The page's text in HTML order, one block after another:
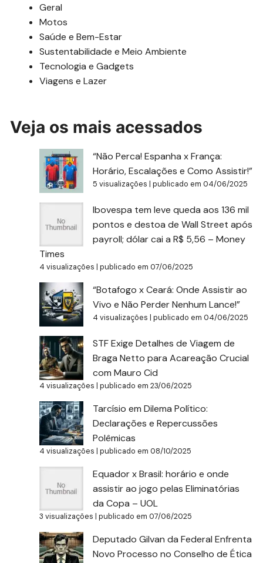
Geral
Motos
Saúde e Bem-Estar
Sustentabilidade e Meio Ambiente
Tecnologia e Gadgets
Viagens e Lazer
Veja os mais acessados
“Não Perca! Espanha x França:
Horário, Escalações e Como Assistir!”
5 visualizações |publicado em 04/06/2025
Ibovespa tem leve queda aos 136 mil
pontos e destoa de Wall Street após
payroll; dólar cai a R$ 5,56 – Money
Times
4 visualizações |publicado em 07/06/2025
“Botafogo x Ceará: Onde Assistir ao
Vivo e Não Perder Nenhum Lance!”
4 visualizações |publicado em 04/06/2025
STF Exige Detalhes de Viagem de
Braga Netto para Acareação Crucial
com Mauro Cid
4 visualizações |publicado em 23/06/2025
Tarcísio em Dilema Político:
Declarações e Repercussões
Polêmicas
4 visualizações |publicado em 08/10/2025
Equador x Brasil: horário e onde
assistir ao jogo pelas Eliminatórias
da Copa – UOL
3 visualizações |publicado em 07/06/2025
Deputado Gilvan da Federal Enfrenta
Novo Processo no Conselho de Ética